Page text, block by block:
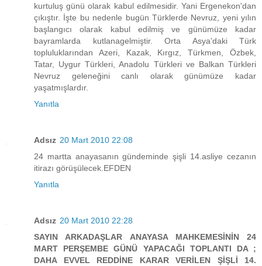
kurtuluş günü olarak kabul edilmesidir. Yani Ergenekon'dan
çıkıştır. İşte bu nedenle bugün Türklerde Nevruz, yeni yılın
başlangıcı olarak kabul edilmiş ve günümüze kadar
bayramlarda kutlanagelmiştir. Orta Asya'daki Türk
topluluklarından Azeri, Kazak, Kırgız, Türkmen, Özbek,
Tatar, Uygur Türkleri, Anadolu Türkleri ve Balkan Türkleri
Nevruz geleneğini canlı olarak günümüze kadar
yaşatmışlardır.
Yanıtla
Adsız 20 Mart 2010 22:08
24 martta anayasanın gündeminde şişli 14.asliye cezanın
itirazı görüşülecek.EFDEN
Yanıtla
Adsız 20 Mart 2010 22:28
SAYIN ARKADAŞLAR ANAYASA MAHKEMESİNİN 24
MART PERŞEMBE GÜNÜ YAPACAĞI TOPLANTI DA ;
DAHA EVVEL REDDİNE KARAR VERİLEN ŞİŞLİ 14.